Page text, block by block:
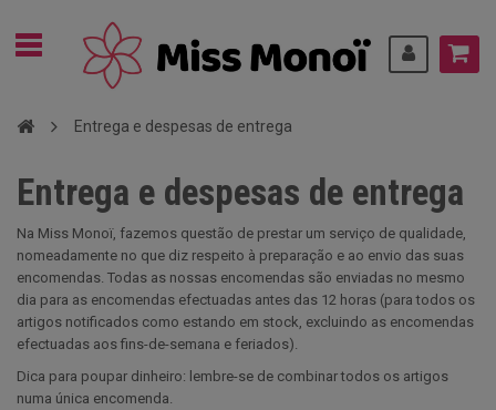
Entrega e despesas de entrega
Entrega e despesas de entrega
Na Miss Monoï, fazemos questão de prestar um serviço de qualidade,
nomeadamente no que diz respeito à preparação e ao envio das suas
encomendas. Todas as nossas encomendas são enviadas no mesmo
dia para as encomendas efectuadas antes das 12 horas (para todos os
artigos notificados como estando em stock, excluindo as encomendas
efectuadas aos fins-de-semana e feriados).
Dica para poupar dinheiro: lembre-se de combinar todos os artigos
numa única encomenda.